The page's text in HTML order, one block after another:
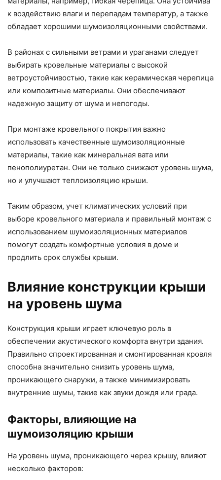
к воздействию влаги и перепадам температур, а также
обладает хорошими шумоизоляционными свойствами.
В районах с сильными ветрами и ураганами следует
выбирать кровельные материалы с высокой
ветроустойчивостью, такие как керамическая черепица
или композитные материалы. Они обеспечивают
надежную защиту от шума и непогоды.
При монтаже кровельного покрытия важно
использовать качественные шумоизоляционные
материалы, такие как минеральная вата или
пенополиуретан. Они не только снижают уровень шума,
но и улучшают теплоизоляцию крыши.
Таким образом, учет климатических условий при
выборе кровельного материала и правильный монтаж с
использованием шумоизоляционных материалов
помогут создать комфортные условия в доме и
продлить срок службы крыши.
Влияние конструкции крыши
на уровень шума
Конструкция крыши играет ключевую роль в
обеспечении акустического комфорта внутри здания.
Правильно спроектированная и смонтированная кровля
способна значительно снизить уровень шума,
проникающего снаружи, а также минимизировать
внутренние шумы, такие как звуки дождя или града.
Факторы, влияющие на
шумоизоляцию крыши
На уровень шума, проникающего через крышу, влияют
несколько факторов: